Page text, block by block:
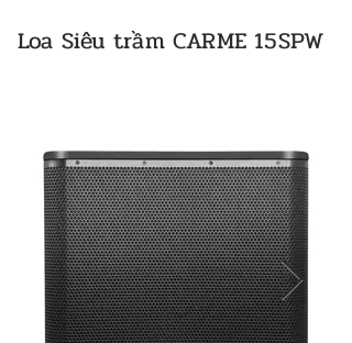
Loa Siêu trầm CARME 15SPW